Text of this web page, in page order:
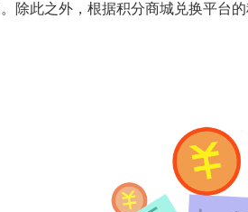
除此之外，根据积分商城兑换平台